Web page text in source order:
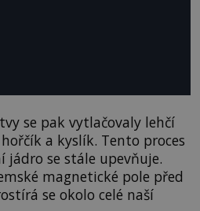
se pak vytlačovaly lehčí
a kyslík. Tento proces
jádro se stále upevňuje.
magnetické pole před
se okolo celé naší